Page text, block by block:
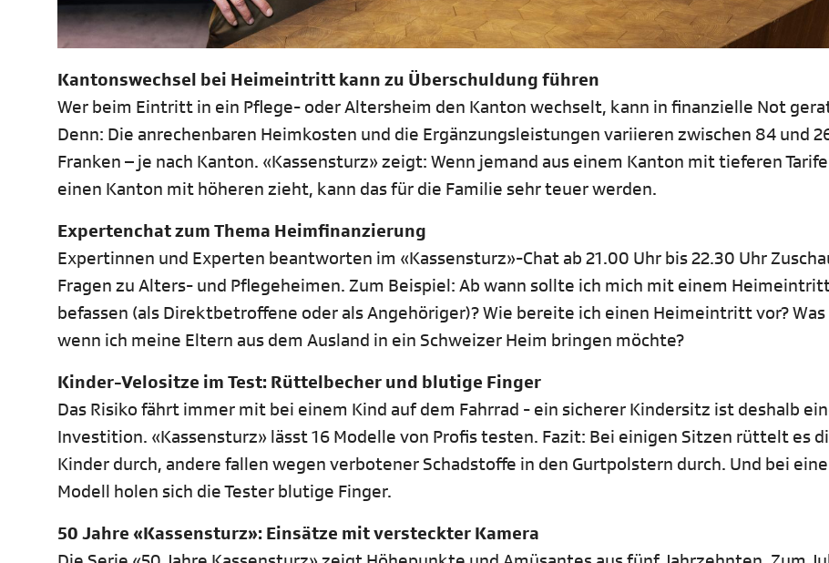
Kantonswechsel bei Heimeintritt kann zu Überschuldung führen
Wer beim Eintritt in ein Pflege- oder Altersheim den Kanton wechselt, kann in finanzielle Not
Denn: Die anrechenbaren Heimkosten und die Ergänzungsleistungen variieren zwischen 84 und
Franken – je nach Kanton. «Kassensturz» zeigt: Wenn jemand aus einem Kanton mit tieferen
einen Kanton mit höheren zieht, kann das für die Familie sehr teuer werden.
Expertenchat zum Thema Heimfinanzierung
Expertinnen und Experten beantworten im «Kassensturz»-Chat ab 21.00 Uhr bis 22.30 Uhr
Fragen zu Alters- und Pflegeheimen. Zum Beispiel: Ab wann sollte ich mich mit einem
befassen (als Direktbetroffene oder als Angehöriger)? Wie bereite ich einen Heimeintritt vor?
wenn ich meine Eltern aus dem Ausland in ein Schweizer Heim bringen möchte?
Kinder-Velositze im Test: Rüttelbecher und blutige Finger
Das Risiko fährt immer mit bei einem Kind auf dem Fahrrad - ein sicherer Kindersitz ist deshalb
Investition. «Kassensturz» lässt 16 Modelle von Profis testen. Fazit: Bei einigen Sitzen rüttelt es
Kinder durch, andere fallen wegen verbotener Schadstoffe in den Gurtpolstern durch. Und bei
Modell holen sich die Tester blutige Finger.
50 Jahre «Kassensturz»: Einsätze mit versteckter Kamera